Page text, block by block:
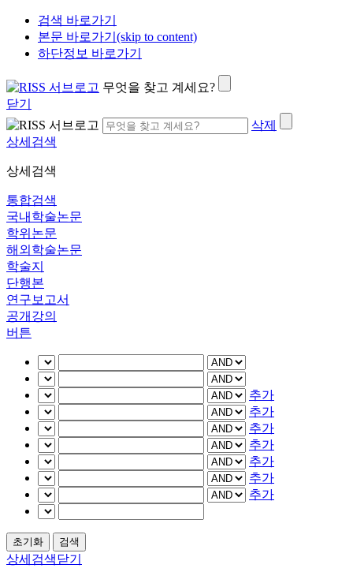
검색 바로가기
본문 바로가기(skip to content)
하단정보 바로가기
무엇을 찾고 계세요?
닫기
삭제
상세검색
상세검색
통합검색
국내학술논문
학위논문
해외학술논문
학술지
단행본
연구보고서
공개강의
버튼
추가
추가
추가
추가
추가
추가
추가
상세검색닫기